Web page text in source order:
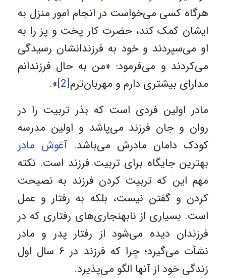
هرگاه کسی می‌خواست در انجام امور منزل به
ایشان کمک کند، حضرت کار پخت و پز را به
او می‌سپردند و خود به فرزندانشان رسیدگی
می‌کردند و می‌فرمود: «من به حال فرزندانم
مدارای بیشتری دارم و مهربان‌ترم[2]
».
مادر اولین فردی است که بذر تربیت را در
روان و جان فرزند می‌پاشد و اولین مدرسه
کودک دامان مادرش می‌باشد. آغوش مادر
بهترین جایگاه برای تربیت فرزند است. نکته
مهم این که تربیت کردن فرزند به نصیحت
کردن و گفتن نیست، بلکه به رفتار و عمل
است. بسیاری از نابهنجاری‌های رفتاری که در
فرزندان دیده می‌شود از رفتار پدر و مادر
نشأت می‌گیرد؛ چرا که فرزند در ۶ سال اول
زندگی خود از آنها الگو می‌پذیرد.